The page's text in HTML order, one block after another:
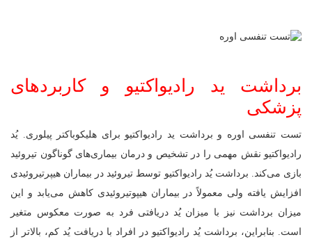
برداشت ید رادیواکتیو و کاربردهای
پزشکی
تست تنفسی اوره و برداشت ید رادیواکتیو برای هلیکوباکتر پیلوری. یُد
رادیواکتیو نقش مهمی را در تشخیص و درمان بیماری‌های گوناگون تیروئید
بازی می‌کند. برداشت یُد رادیواکتیو توسط تیروئید در بیماران هیپرتیروئیدی
افزایش یافته ولی معمولاً در بیماران هیپوتیروئیدی کاهش می‌یابد و این
میزان برداشت نیز با میزان یُد دریافتی فرد به صورت معکوس متغیر
است. بنابراین، برداشت یُد رادیواکتیو در افراد با دریافت یُد کم، بالاتر از